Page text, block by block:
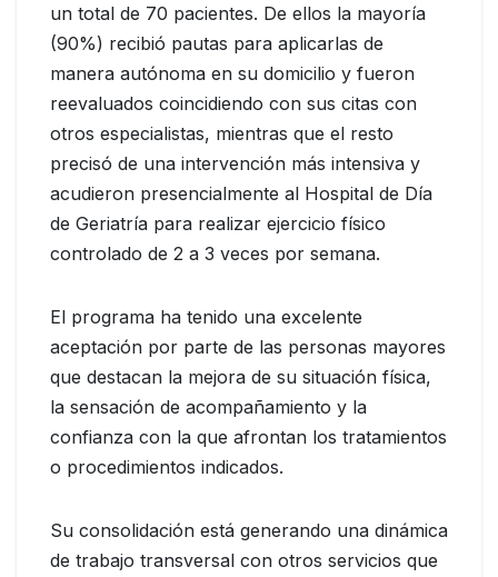
un total de 70 pacientes. De ellos la mayoría
(90%) recibió pautas para aplicarlas de
manera autónoma en su domicilio y fueron
reevaluados coincidiendo con sus citas con
otros especialistas, mientras que el resto
precisó de una intervención más intensiva y
acudieron presencialmente al Hospital de Día
de Geriatría para realizar ejercicio físico
controlado de 2 a 3 veces por semana.
El programa ha tenido una excelente
aceptación por parte de las personas mayores
que destacan la mejora de su situación física,
la sensación de acompañamiento y la
confianza con la que afrontan los tratamientos
o procedimientos indicados.
Su consolidación está generando una dinámica
de trabajo transversal con otros servicios que